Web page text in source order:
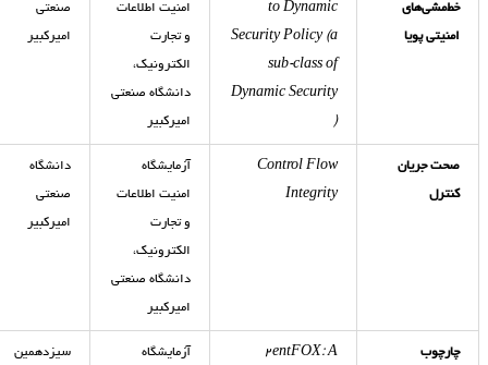
خط‌مشی‌های
امنیتی پویا
to Dynamic
Security Policy (a
sub-class of
Dynamic Security
)
امنیت اطلاعات
و تجارت
الکترونیک،
دانشگاه صنعتی
امیرکبیر
صنعتی
امیرکبیر
صحت جریان
کنترل
Control Flow
Integrity
آزمایشگاه
امنیت اطلاعات
و تجارت
الکترونیک،
دانشگاه صنعتی
امیرکبیر
دانشگاه
صنعتی
امیرکبیر
چارچوب
۲entFOX: A
آزمایشگاه
سیزدهمین